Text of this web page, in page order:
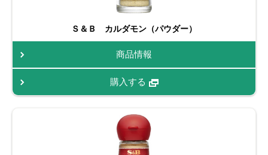
Ｓ＆Ｂ カルダモン（パウダー）
商品情報
購入する